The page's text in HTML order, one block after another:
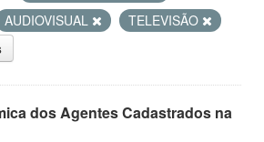
AUDIOVISUAL
TELEVISÃO
dos Agentes Cadastrados na